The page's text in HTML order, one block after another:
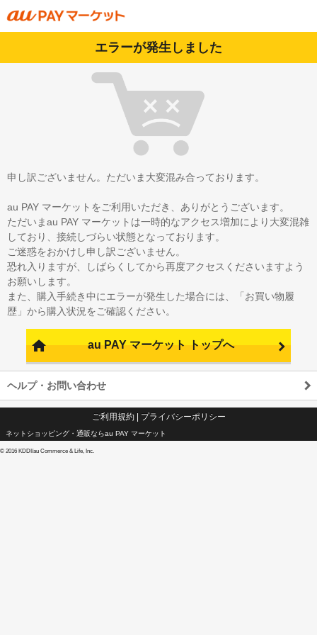
エラーが発生しました
申し訳ございません。ただいま大変混み合っております。
au PAY マーケットをご利用いただき、ありがとうございます。
ただいまau PAY マーケットは一時的なアクセス増加により大変混雑
しており、接続しづらい状態となっております。
ご迷惑をおかけし申し訳ございません。
恐れ入りますが、しばらくしてから再度アクセスくださいますよう
お願いします。
また、購入手続き中にエラーが発生した場合には、「お買い物履
歴」から購入状況をご確認ください。
au PAY マーケット トップへ
ヘルプ・お問い合わせ
ご利用規約| プライバシーポリシー
ネットショッピング・通販ならau PAY マーケット
© 2016 KDDI/au Commerce & Life, Inc.